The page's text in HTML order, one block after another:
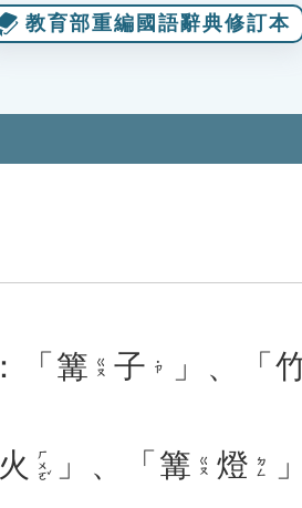
教育部重編國語辭典修訂本
：「 篝 ㄍㄡ 子 ˙ㄗ 」、「
火 ㄏㄨㄛˇ 」、「 篝 ㄍㄡ 燈 ㄉㄥ